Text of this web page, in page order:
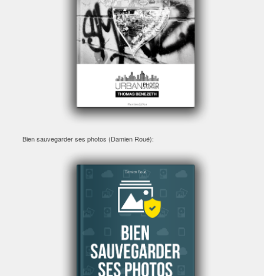
Bien sauvegarder ses photos (Damien Roué):